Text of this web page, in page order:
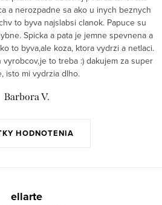
HODNOTENIA
a nerozpadne sa ako u inych beznych
to byva najslabsi clanok. Papuce su
Spicka a pata je jemne spevnena a
to byva,ale koza, ktora vydrzi a netlaci.
to treba :) dakujem za super
isto mi vydrzia dlho.
Barbora V.
ellarte